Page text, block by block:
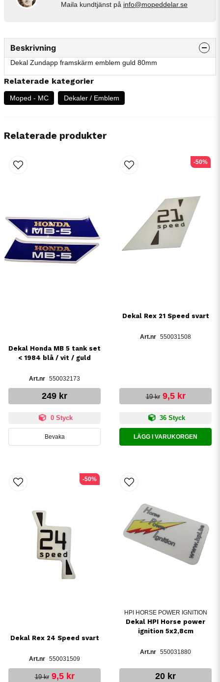
Maila kundtjänst på info@mopeddelar.se
Beskrivning
Dekal Zundapp framskärm emblem guld 80mm
Relaterade kategorier
Moped - MC Dekaler / Emblem
Relaterade produkter
Dekal Honda MB 5 tank set
< 1984 blå / vit / guld
550032173
249 kr
0 Styck
Bevaka
Dekal Rex 21 Speed svart
550031508
19 kr 9,5 kr
36 Styck
LÄGG I VARUKORGEN
-50%
Dekal Rex 24 Speed svart
550031509
19 kr 9,5 kr
-50%
HPI HORSE POWER IGNITION
Dekal HPI Horse power
ignition 5x2,8cm
550031880
20 kr